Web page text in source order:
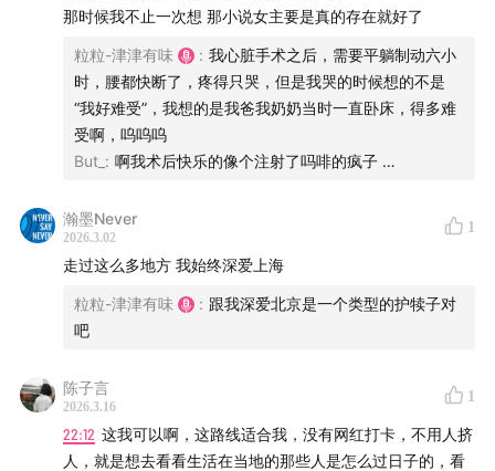
那时候我不止一次想 那小说女主要是真的存在就好了
粒粒-津津有味 : 我心脏手术之后，需要平躺制动六小
时，腰都快断了，疼得只哭，但是我哭的时候想的不是
“我好难受”，我想的是我爸我奶奶当时一直卧床，得多难
受啊，呜呜呜
But_ : 啊我术后快乐的像个注射了吗啡的疯子 …
瀚墨Never
2026.3.02
1
走过这么多地方 我始终深爱上海
粒粒-津津有味 : 跟我深爱北京是一个类型的护犊子对
吧
陈子言
2026.3.16
1
22:12 这我可以啊，这路线适合我，没有网红打卡，不用人挤
人，就是想去看看生活在当地的那些人是怎么过日子的，看